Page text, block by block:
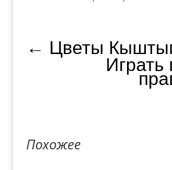
← Цветы
Играть
Похожее